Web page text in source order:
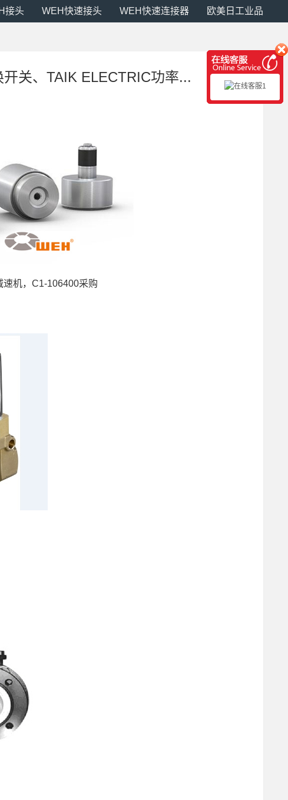
接头 WEH快速接头 WEH快速连接器 欧美日工业品
关、TAIK ELECTRIC功率...
机，C1-106400采购